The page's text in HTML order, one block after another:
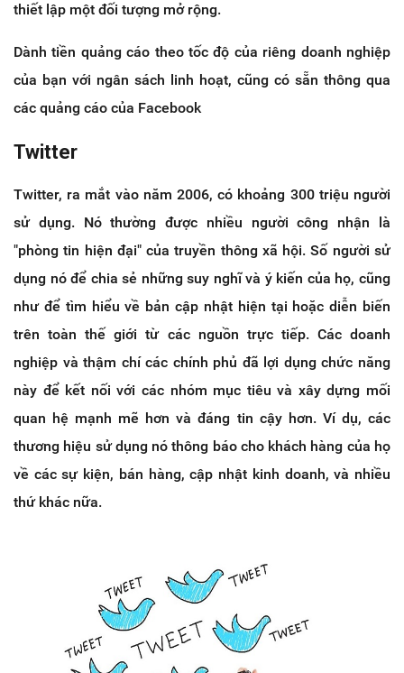
thiết lập một đối tượng mở rộng.
Dành tiền quảng cáo theo tốc độ của riêng doanh nghiệp
của bạn với ngân sách linh hoạt, cũng có sẵn thông qua
các quảng cáo của Facebook
Twitter
Twitter, ra mắt vào năm 2006, có khoảng 300 triệu người
sử dụng. Nó thường được nhiều người công nhận là
"phòng tin hiện đại" của truyền thông xã hội. Số người sử
dụng nó để chia sẻ những suy nghĩ và ý kiến của họ, cũng
như để tìm hiểu về bản cập nhật hiện tại hoặc diễn biến
trên toàn thế giới từ các nguồn trực tiếp. Các doanh
nghiệp và thậm chí các chính phủ đã lợi dụng chức năng
này để kết nối với các nhóm mục tiêu và xây dựng mối
quan hệ mạnh mẽ hơn và đáng tin cậy hơn. Ví dụ, các
thương hiệu sử dụng nó thông báo cho khách hàng của họ
về các sự kiện, bán hàng, cập nhật kinh doanh, và nhiều
thứ khác nữa.